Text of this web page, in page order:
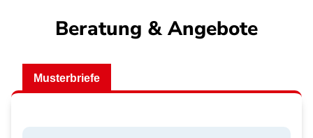
Beratung & Angebote
Musterbriefe